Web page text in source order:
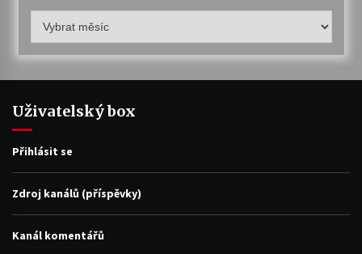
archiv
Uživatelský box
Přihlásit se
Zdroj kanálů (příspěvky)
Kanál komentářů